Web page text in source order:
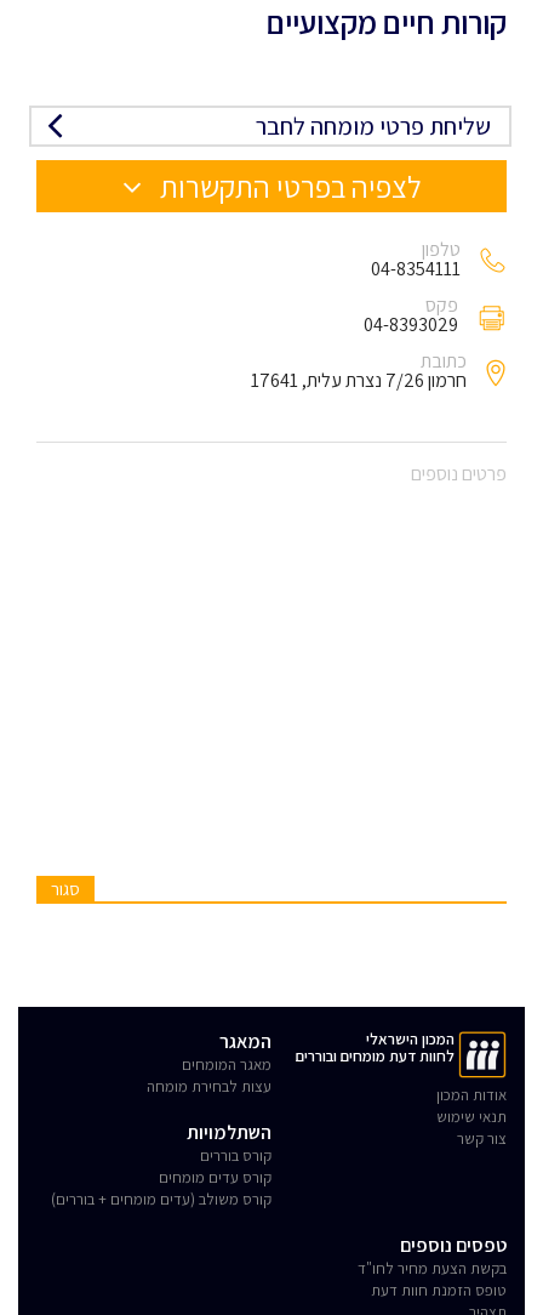
קורות חיים מקצועיים
שליחת פרטי מומחה לחבר
לצפיה בפרטי התקשרות
טלפון
04-8354111
פקס
04-8393029
כתובת
חרמון 7/26 נצרת עלית, 17641
פרטים נוספים
סגור
המכון הישראלי
לחוות דעת מומחים ובוררים
אודות המכון
תנאי שימוש
צור קשר
המאגר
מאגר המומחים
עצות לבחירת מומחה
השתלמויות
קורס בוררים
קורס עדים מומחים
קורס משולב (עדים מומחים + בוררים)
טפסים נוספים
בקשת הצעת מחיר לחו"ד
טופס הזמנת חוות דעת